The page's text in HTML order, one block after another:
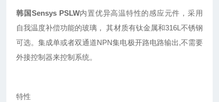
韩国Sensys PSLW内置优异高温特性的感应元件，采用
自我温度补偿功能的玻璃， 其材质有钛金属和316L不锈钢
可选。集成单或者双通道NPN集电极开路电路输出,不需要
外接控制器来控制系统。
特性